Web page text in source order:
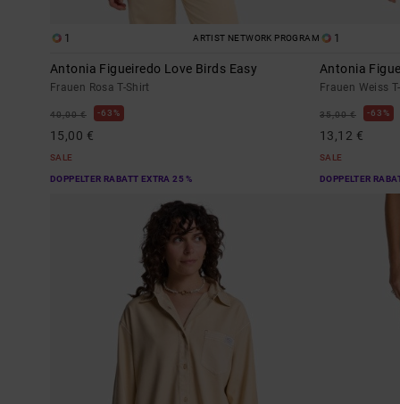
1 ARTIST NETWORK PROGRAM
Antonia Figueiredo Love Birds Easy
Frauen Rosa T-Shirt
40,00 € 63%
15,00 €
SALE
DOPPELTER RABATT EXTRA 25 %
1
Antonia
Frauen Weiss
35,00 € 63%
13,12 €
SALE
DOPPELTER